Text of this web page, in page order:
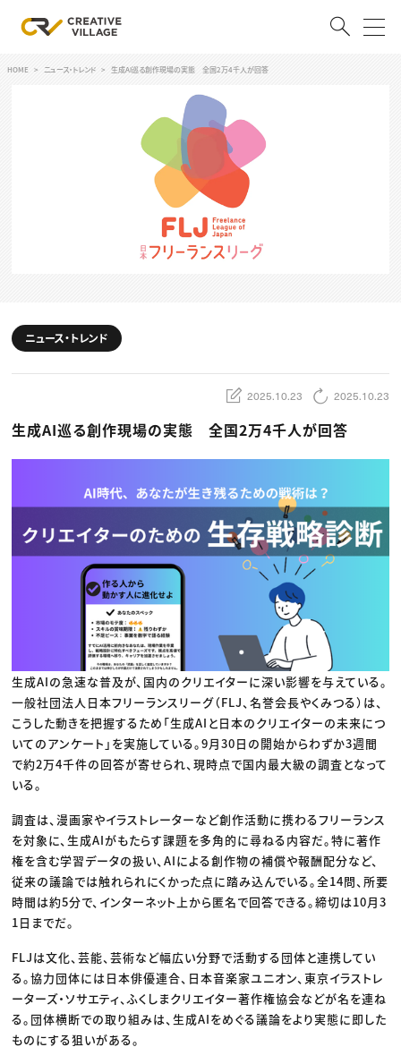
クリエイター求人を探す
CREATIVE JOB求人検索
スキルアップしたい！
デザイン
編集・ライティング
マーケティング
業界解説・キャリア事情
TOP Creator’s コラム
Webクリエイター
アプリクリエイター
映像クリエイター
クリエイターインタビュー
C＆R Magazine
セミナー
ニュース・トレンド トップ
Web
映像
ゲーム・エンタメ
広告
CREATIVE VILLAGEからのお知らせ
プロフェッショナル×つながる×メディア
HOME ニュース・トレンド 生成AI巡る創作現場の実態 全国2万4千人が回答
ニュース・トレンド
2025.10.23 2025.10.23
生成AI巡る創作現場の実態 全国2万4千人が回答
生成AIの急速な普及が、国内のクリエイターに深い影響を与えている。
一般社団法人日本フリーランスリーグ（FLJ、名誉会長やくみつる）は、
こうした動きを把握するため「生成AIと日本のクリエイターの未来につ
いてのアンケート」を実施している。9月30日の開始からわずか3週間
で約2万4千件の回答が寄せられ、現時点で国内最大級の調査となって
いる。
調査は、漫画家やイラストレーターなど創作活動に携わるフリーランス
を対象に、生成AIがもたらす課題を多角的に尋ねる内容だ。特に著作
権を含む学習データの扱い、AIによる創作物の補償や報酬配分など、
従来の議論では触れられにくかった点に踏み込んでいる。全14問、所要
時間は約5分で、インターネット上から匿名で回答できる。締切は10月3
1日までだ。
FLJは文化、芸能、芸術など幅広い分野で活動する団体と連携してい
る。協力団体には日本俳優連合、日本音楽家ユニオン、東京イラストレ
ーターズ・ソサエティ、ふくしまクリエイター著作権協会などが名を連ね
る。団体横断での取り組みは、生成AIをめぐる議論をより実態に即した
ものにする狙いがある。